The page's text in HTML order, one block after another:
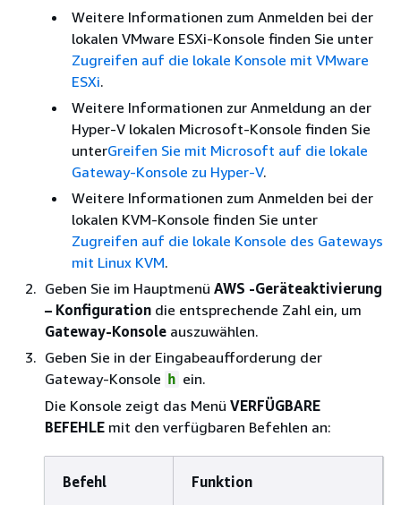
Weitere Informationen zum Anmelden bei der
lokalen VMware ESXi-Konsole finden Sie unter
Zugreifen auf die lokale Konsole mit VMware
ESXi.
Weitere Informationen zur Anmeldung an der
Hyper-V lokalen Microsoft-Konsole finden Sie
unterGreifen Sie mit Microsoft auf die lokale
Gateway-Konsole zu Hyper-V.
Weitere Informationen zum Anmelden bei der
lokalen KVM-Konsole finden Sie unter
Zugreifen auf die lokale Konsole des Gateways
mit Linux KVM.
Geben Sie im Hauptmenü AWS -Geräteaktivierung
– Konfiguration die entsprechende Zahl ein, um
Gateway-Konsole auszuwählen.
Geben Sie in der Eingabeaufforderung der
Gateway-Konsole h ein.
Die Konsole zeigt das Menü VERFÜGBARE
BEFEHLE mit den verfügbaren Befehlen an:
Befehl Funktion